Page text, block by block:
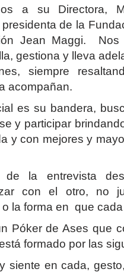
a su Directora,
de la
Jean Maggi. Nos
gestiona y lleva
siempre
acompañan.
es su bandera,
y participar
y con mejores y
de la entrevista
con el otro, no
la forma en que
Póker de Ases que
formado por las
siente en cada,